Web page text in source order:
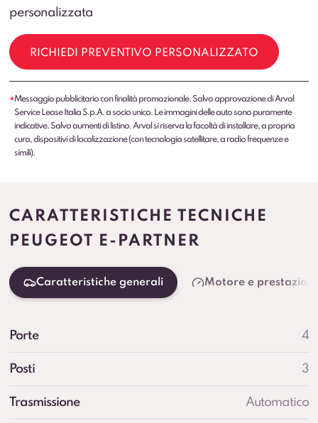
personalizzata
RICHIEDI PREVENTIVO PERSONALIZZATO
*Messaggio pubblicitario con finalità promozionale. Salvo approvazione di Arval
Service Lease Italia S.p.A. a socio unico. Le immagini delle auto sono puramente
indicative. Salvo aumenti di listino. Arval si riserva la facoltà di installare, a propria
cura, dispositivi di localizzazione (con tecnologia satellitare, a radio frequenze e
simili).
CARATTERISTICHE TECNICHE
PEUGEOT E-PARTNER
Caratteristiche generali Motore e prestazioni
Porte 4
Posti 3
Trasmissione Automatico